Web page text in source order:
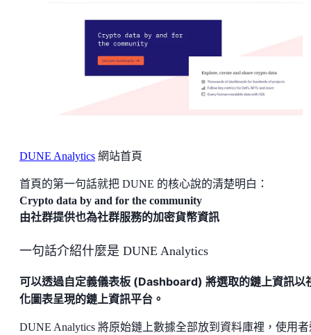
DUNE Analytics 網站首頁
首頁的第一句話就把 DUNE 的核心說的清楚明白：
Crypto data by and for the community
由社群提供也為社群服務的加密貨幣資訊
一句話介紹什麼是 DUNE Analytics
可以透過自定義儀表板 (Dashboard) 將選取的鏈上資訊以
化圖表呈現的鏈上資訊平台。
DUNE Analytics 將原始鏈上數據全部放到資料庫裡，使用者